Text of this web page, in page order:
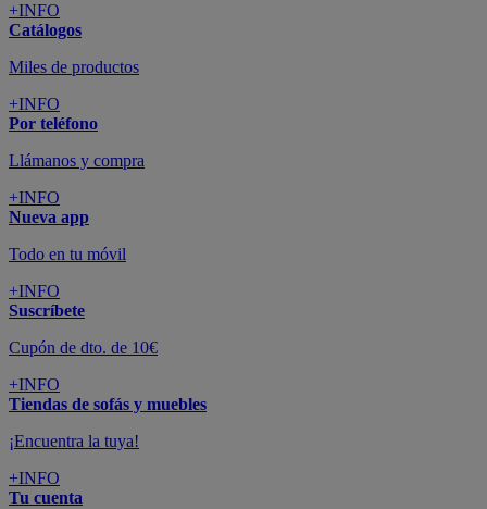
+INFO
Catálogos
Miles de productos
+INFO
Por teléfono
Llámanos y compra
+INFO
Nueva app
Todo en tu móvil
+INFO
Suscríbete
Cupón de dto. de 10€
+INFO
Tiendas de sofás y muebles
¡Encuentra la tuya!
+INFO
Tu cuenta